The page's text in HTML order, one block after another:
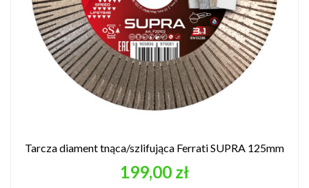
Tarcza diament tnąca/szlifująca Ferrati SUPRA 125mm
Cena
199,00 zł